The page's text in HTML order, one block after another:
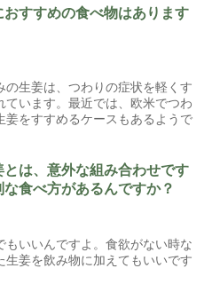
おすすめの食べ物はあります
の生姜は、つわりの症状を軽くす
ています。最近では、欧米でつわ
姜をすすめるケースもあるようで
とは、意外な組み合わせです
食べ方があるんですか？
もいいんですよ。食欲がない時な
生姜を飲み物に加えてもいいです